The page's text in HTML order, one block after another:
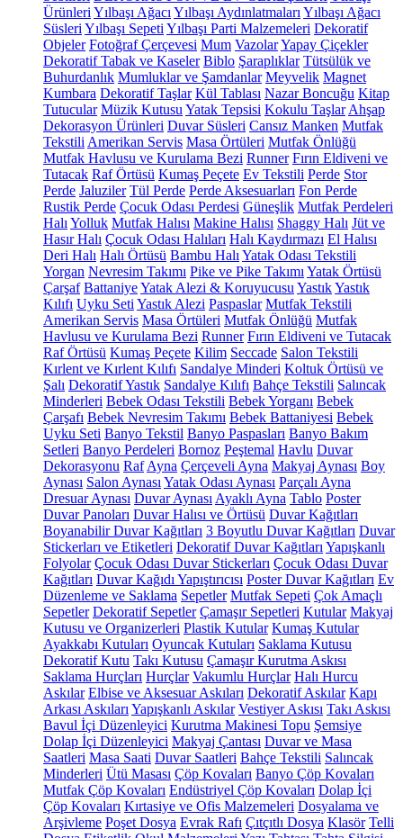
Ürünleri Yılbaşı Ağacı Yılbaşı Aydınlatmaları Yılbaşı Ağacı
Süsleri Yılbaşı Sepeti Yılbaşı Parti Malzemeleri Dekoratif
Objeler Fotoğraf Çerçevesi Mum VazolarYapay Çiçekler
Dekoratif Tabak ve Kaseler Biblo Şaraplıklar Tütsülük ve
Buhurdanlık Mumluklar ve Şamdanlar Meyvelik Magnet
Kumbara Dekoratif Taşlar Kül Tablası Nazar Boncuğu Kitap
Tutucular Müzik Kutusu Yatak Tepsisi Kokulu Taşlar Ahşap
Dekorasyon Ürünleri Duvar Süsleri Cansız Manken Mutfak
Tekstili Amerikan Servis Masa Örtüleri Mutfak Önlüğü
Mutfak Havlusu ve Kurulama Bezi Runner Fırın Eldiveni ve
Tutacak Raf Örtüsü Kumaş Peçete Ev Tekstili Perde Stor
Perde Jaluziler Tül Perde Perde Aksesuarları Fon Perde
Rustik Perde Çocuk Odası Perdesi Güneşlik Mutfak Perdeleri
Halı Yolluk Mutfak Halısı Makine Halısı Shaggy Halı Jüt ve
Hasır Halı Çocuk Odası Halıları Halı Kaydırmazı El Halısı
Deri Halı Halı Örtüsü Bambu Halı Yatak Odası Tekstili
Yorgan Nevresim Takımı Pike ve Pike Takımı Yatak Örtüsü
Çarşaf BattaniyeYatak Alezi & Koruyucusu YastıkYastık
Kılıfı Uyku Seti Yastık Alezi Paspaslar Mutfak Tekstili
Amerikan Servis Masa Örtüleri Mutfak Önlüğü Mutfak
Havlusu ve Kurulama Bezi Runner Fırın Eldiveni ve Tutacak
Raf Örtüsü Kumaş Peçete Kilim Seccade Salon Tekstili
Kırlent ve Kırlent Kılıfı Sandalye Minderi Koltuk Örtüsü ve
Şalı Dekoratif Yastık Sandalye Kılıfı Bahçe Tekstili Salıncak
Minderleri Bebek Odası Tekstili Bebek Yorganı Bebek
Çarşafı Bebek Nevresim Takımı Bebek Battaniyesi Bebek
Uyku Seti Banyo Tekstil Banyo Paspasları Banyo Bakım
Setleri Banyo Perdeleri Bornoz Peştemal Havlu Duvar
Dekorasyonu Raf Ayna Çerçeveli Ayna Makyaj Aynası Boy
Aynası Salon Aynası Yatak Odası Aynası Parçalı Ayna
Dresuar Aynası Duvar Aynası Ayaklı Ayna Tablo Poster
Duvar Panoları Duvar Halısı ve Örtüsü Duvar Kağıtları
Boyanabilir Duvar Kağıtları 3 Boyutlu Duvar Kağıtları Duvar
Stickerları ve Etiketleri Dekoratif Duvar Kağıtları Yapışkanlı
Folyolar Çocuk Odası Duvar Stickerları Çocuk Odası Duvar
Kağıtları Duvar Kağıdı Yapıştırıcısı Poster Duvar Kağıtları Ev
Düzenleme ve Saklama Sepetler Mutfak Sepeti Çok Amaçlı
Sepetler Dekoratif Sepetler Çamaşır Sepetleri Kutular Makyaj
Kutusu ve Organizerleri Plastik Kutular Kumaş Kutular
Ayakkabı Kutuları Oyuncak Kutuları Saklama Kutusu
Dekoratif Kutu Takı Kutusu Çamaşır Kurutma Askısı
Saklama Hurçları Hurçlar Vakumlu Hurçlar Halı Hurcu
Askılar Elbise ve Aksesuar Askıları Dekoratif Askılar Kapı
Arkası Askıları Yapışkanlı Askılar Vestiyer Askısı Takı Askısı
Bavul İçi Düzenleyici Kurutma Makinesi Topu Şemsiye
Dolap İçi Düzenleyici Makyaj Çantası Duvar ve Masa
Saatleri Masa Saati Duvar Saatleri Bahçe Tekstili Salıncak
Minderleri Ütü Masası Çöp Kovaları Banyo Çöp Kovaları
Mutfak Çöp Kovaları Endüstriyel Çöp Kovaları Dolap İçi
Çöp Kovaları Kırtasiye ve Ofis Malzemeleri Dosyalama ve
Arşivleme Poşet Dosya Evrak Rafı Çıtçıtlı Dosya Klasör Telli